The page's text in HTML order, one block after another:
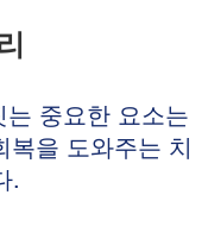
중요한 요소는
을 도와주는 치
.